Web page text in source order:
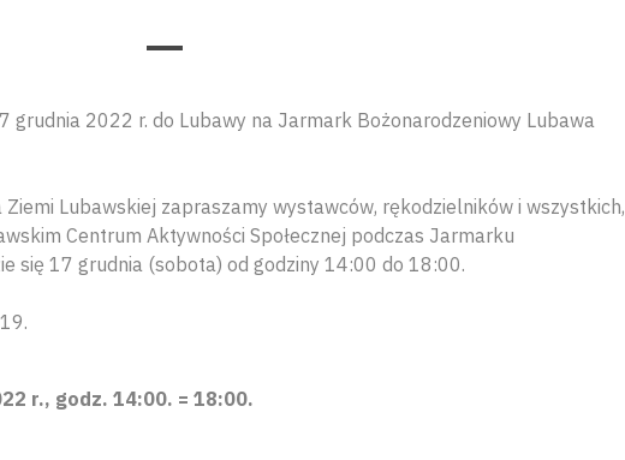
grudnia 2022 r. do Lubawy na Jarmark Bożonarodzeniowy Lubawa
Ziemi Lubawskiej zapraszamy wystawców, rękodzielników i wszystkich,
Centrum Aktywności Społecznej podczas Jarmarku
się 17 grudnia (sobota) od godziny 14:00 do 18:00.
r., godz. 14:00. = 18:00.